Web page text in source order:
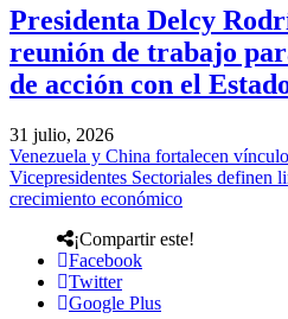
Presidenta Delcy
reunión de trabajo
de acción con el
31 julio, 2026
Venezuela y China fortalecen
Vicepresidentes Sectoriales definen
crecimiento económico
¡Compartir este!
Facebook
Twitter
Google Plus